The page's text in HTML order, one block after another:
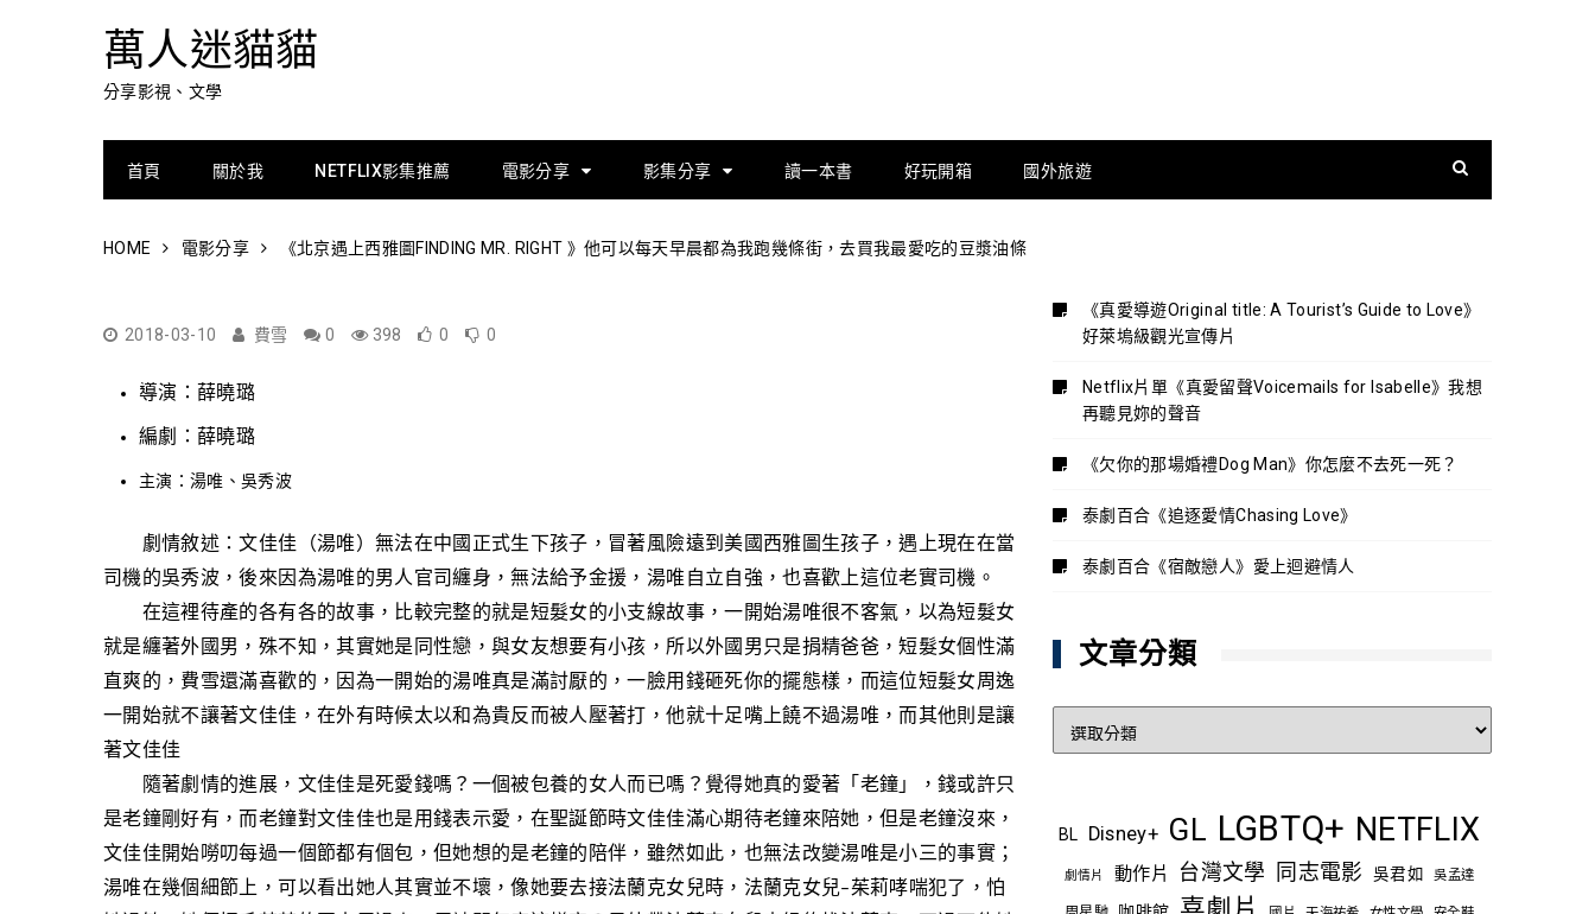
萬人迷貓貓
分享影視、文學
首頁 關於我 NETFLIX影集推薦 電影分享 影集分享 讀一本書 好玩開箱 國外旅遊
HOME 電影分享 《北京遇上西雅圖FINDING MR. RIGHT 》他可以每天早晨都為我跑幾條街，去買我最愛吃的豆漿油條
2018-03-10 費雪 0 398 0 0
導演：薛曉璐
編劇：薛曉璐
主演：湯唯、吳秀波
劇情敘述：文佳佳（湯唯）無法在中國正式生下孩子，冒著風險遠到美國西雅圖生孩子，遇上現在在當
司機的吳秀波，後來因為湯唯的男人官司纏身，無法給予金援，湯唯自立自強，也喜歡上這位老實司機。
在這裡待產的各有各的故事，比較完整的就是短髮女的小支線故事，一開始湯唯很不客氣，以為短髮女
就是纏著外國男，殊不知，其實她是同性戀，與女友想要有小孩，所以外國男只是捐精爸爸，短髮女個性滿
直爽的，費雪還滿喜歡的，因為一開始的湯唯真是滿討厭的，一臉用錢砸死你的擺態樣，而這位短髮女周逸
一開始就不讓著文佳佳，在外有時候太以和為貴反而被人壓著打，他就十足嘴上饒不過湯唯，而其他則是讓
著文佳佳
隨著劇情的進展，文佳佳是死愛錢嗎？一個被包養的女人而已嗎？覺得她真的愛著「老鐘」，錢或許只
是老鐘剛好有，而老鐘對文佳佳也是用錢表示愛，在聖誕節時文佳佳滿心期待老鐘來陪她，但是老鐘沒來，
文佳佳開始嘮叨每過一個節都有個包，但她想的是老鐘的陪伴，雖然如此，也無法改變湯唯是小三的事實；
湯唯在幾個細節上，可以看出她人其實並不壞，像她要去接法蘭克女兒時，法蘭克女兒–茱莉哮喘犯了，怕
《真愛導遊Original title: A Tourist’s Guide to Love》
好萊塢級觀光宣傳片
Netflix片單《真愛留聲Voicemails for Isabelle》我想
再聽見妳的聲音
《欠你的那場婚禮Dog Man》你怎麼不去死一死？
泰劇百合《追逐愛情Chasing Love》
泰劇百合《宿敵戀人》愛上迴避情人
文章分類
BL
Disney+ GL LGBTQ+ NETFLIX
劇情片 動作片 台灣文學 同志電影 吳君如 吳孟達